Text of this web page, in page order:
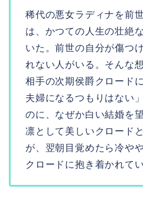
稀代の悪女ラディナを前
は、かつての人生の壮絶
いた。前世の自分が傷つ
れない人がいる。そんな
相手の次期侯爵クロード
夫婦になるつもりはない
のに、なぜか白い結婚を
凛として美しいクロード
が、翌朝目覚めたら冷や
クロードに抱き着かれて